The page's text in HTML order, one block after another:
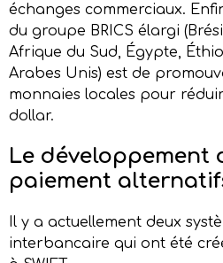
échanges commerciaux.
du groupe BRICS élargi
Afrique du Sud, Égypte,
Arabes Unis) est de
monnaies locales pour
dollar.
Le développement
paiement a
Il y a actuellement deux
interbancaire qui ont été